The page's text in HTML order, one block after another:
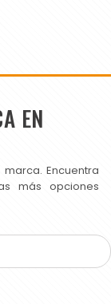
EN
Encuentra
más opciones